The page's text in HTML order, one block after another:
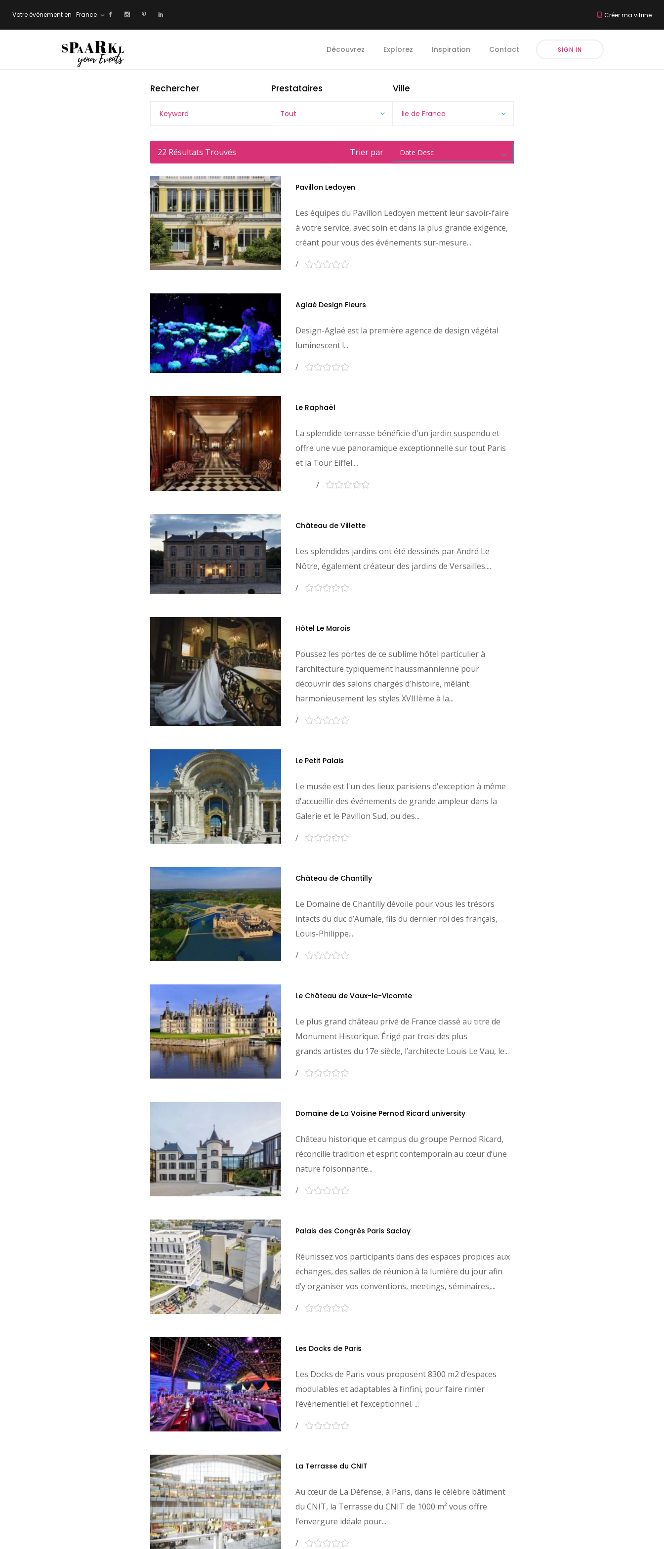
Votre événement en France Créer ma vitrine
Découvrez Explorez Inspiration Contact SIGN IN
Rechercher Prestataires
Tout
Ville
Ile de France
22 Résultats Trouvés Trier par Date Desc
Pavillon Ledoyen
Les équipes du Pavillon Ledoyen mettent leur savoir-faire
à votre service, avec soin et dans la plus grande exigence,
créant pour vous des événements sur-mesure....
Aglaé Design Fleurs
Design-Aglaé est la première agence de design végétal
luminescent !...
Le Raphaël
La splendide terrasse bénéficie d'un jardin suspendu et
offre une vue panoramique exceptionnelle sur tout Paris
et la Tour Eiffel....
Château de Villette
Les splendides jardins ont été dessinés par André Le
Nôtre, également créateur des jardins de Versailles....
Hôtel Le Marois
Poussez les portes de ce sublime hôtel particulier à
l’architecture typiquement haussmannienne pour
découvrir des salons chargés d’histoire, mêlant
harmonieusement les styles XVIIIème à la...
Le Petit Palais
Le musée est l'un des lieux parisiens d'exception à même
d'accueillir des événements de grande ampleur dans la
Galerie et le Pavillon Sud, ou des...
Château de Chantilly
Le Domaine de Chantilly dévoile pour vous les trésors
intacts du duc d’Aumale, fils du dernier roi des français,
Louis-Philippe....
Le Château de Vaux-le-Vicomte
Le plus grand château privé de France classé au titre de
Monument Historique. Érigé par trois des plus
grands artistes du 17e siècle, l’architecte Louis Le Vau, le...
Domaine de La Voisine Pernod Ricard university
Château historique et campus du groupe Pernod Ricard,
réconcilie tradition et esprit contemporain au cœur d’une
nature foisonnante...
Palais des Congrès Paris Saclay
Réunissez vos participants dans des espaces propices aux
échanges, des salles de réunion à la lumière du jour afin
d’y organiser vos conventions, meetings, séminaires,...
Les Docks de Paris
Les Docks de Paris vous proposent 8300 m2 d’espaces
modulables et adaptables à l’infini, pour faire rimer
l’événementiel et l’exceptionnel. ...
La Terrasse du CNIT
Au cœur de La Défense, à Paris, dans le célèbre bâtiment
du CNIT, la Terrasse du CNIT de 1000 m² vous offre
l’envergure idéale pour...